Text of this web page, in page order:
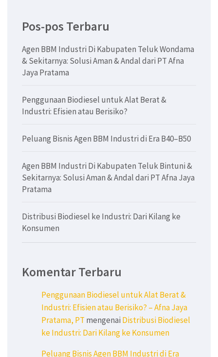
Pos-pos Terbaru
Agen BBM Industri Di Kabupaten Teluk Wondama
& Sekitarnya: Solusi Aman & Andal dari PT Afna
Jaya Pratama
Penggunaan Biodiesel untuk Alat Berat &
Industri: Efisien atau Berisiko?
Peluang Bisnis Agen BBM Industri di Era B40–B50
Agen BBM Industri Di Kabupaten Teluk Bintuni &
Sekitarnya: Solusi Aman & Andal dari PT Afna Jaya
Pratama
Distribusi Biodiesel ke Industri: Dari Kilang ke
Konsumen
Komentar Terbaru
Penggunaan Biodiesel untuk Alat Berat &
Industri: Efisien atau Berisiko? – Afna Jaya
Pratama, PT mengenai Distribusi Biodiesel
ke Industri: Dari Kilang ke Konsumen
Peluang Bisnis Agen BBM Industri di Era